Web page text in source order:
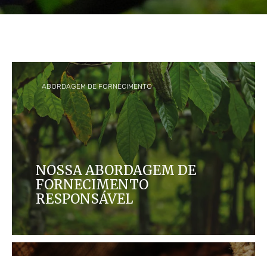
ABORDAGEM DE FORNECIMENTO
NOSSA ABORDAGEM DE
FORNECIMENTO
RESPONSÁVEL
Como uma empresa familiar de valores sólidos,
trabalhamos para construir uma cadeia de
suprimentos justa, sustentável e transparente, e
apoiamos as comunidades de onde nos